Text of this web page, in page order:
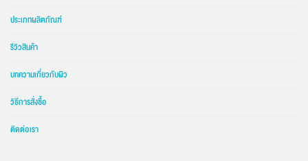
ประเภทผลิตภัณฑ์
รีวิวสินค้า
บทความเกี่ยวกับผิว
วิธีการสั่งซื้อ
ติดต่อเรา